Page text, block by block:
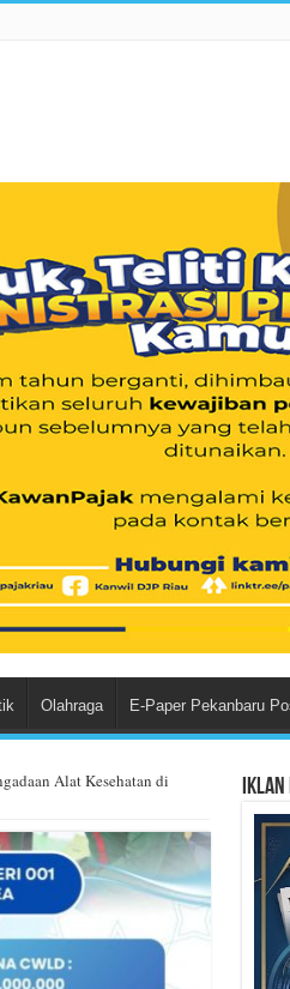
Olahraga E-Paper Pekanbaru
Alat Kesehatan di
Iklan